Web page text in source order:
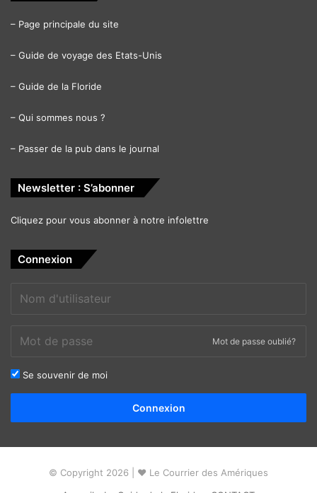
– Page principale du site
– Guide de voyage des Etats-Unis
– Guide de la Floride
– Qui sommes nous ?
– Passer de la pub dans le journal
Newsletter : S’abonner
Cliquez pour vous abonner à notre infolettre
Connexion
Mot de passe oublié?
Se souvenir de moi
Connexion
© Copyright 2026 | ❤ Le Courrier des Amériques